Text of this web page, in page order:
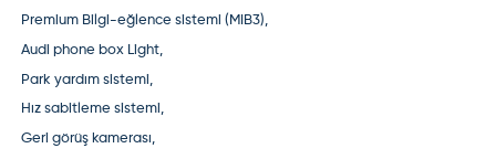
Premium Bilgi-eğlence sistemi (MIB3),
Audi phone box Light,
Park yardım sistemi,
Hız sabitleme sistemi,
Geri görüş kamerası,